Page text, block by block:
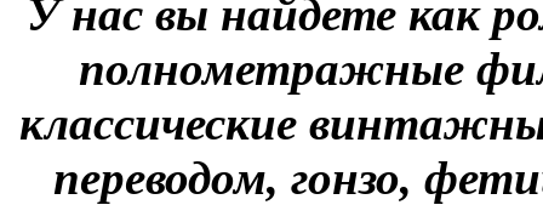
У нас вы найдете как
полнометражные
классические
переводом, гонзо,